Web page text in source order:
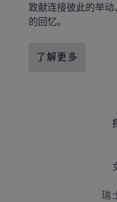
致献连接彼此的举
的回忆。
了解更多
瑞